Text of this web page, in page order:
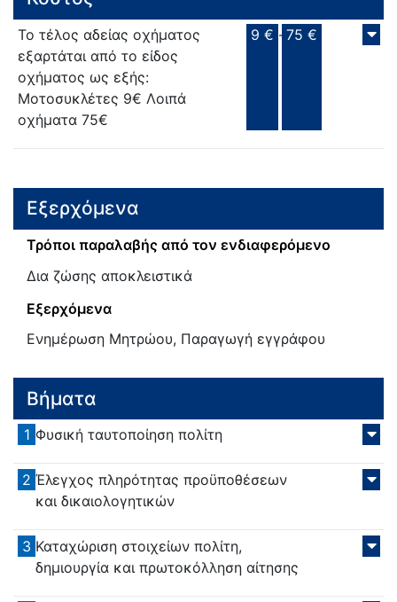
Το τέλος αδείας οχήματος
εξαρτάται από το είδος
οχήματος ως εξής:
Μοτοσυκλέτες 9€ Λοιπά
οχήματα 75€
9 € - 75 €
Εξερχόμενα
Τρόποι παραλαβής από τον ενδιαφερόμενο
Δια ζώσης αποκλειστικά
Εξερχόμενα
Ενημέρωση Μητρώου, Παραγωγή εγγράφου
Βήματα
1 Φυσική ταυτοποίηση πολίτη
2 Έλεγχος πληρότητας προϋποθέσεων
και δικαιολογητικών
3 Καταχώριση στοιχείων πολίτη,
δημιουργία και πρωτοκόλληση αίτησης